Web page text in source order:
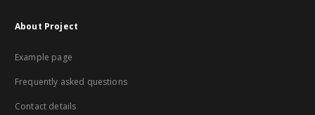
About Project
Example page
Frequently asked questions
Contact details